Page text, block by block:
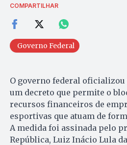
COMPARTILHAR
Governo Federal
O governo federal oficializou
um decreto que permite o
recursos financeiros de
esportivas que atuam de
A medida foi assinada pelo
República, Luiz Inácio Lula